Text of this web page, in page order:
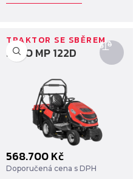
SECO MP 122D
TRAKTOR SE SBĚREM
568.700Kč
Doporučená cena s DPH